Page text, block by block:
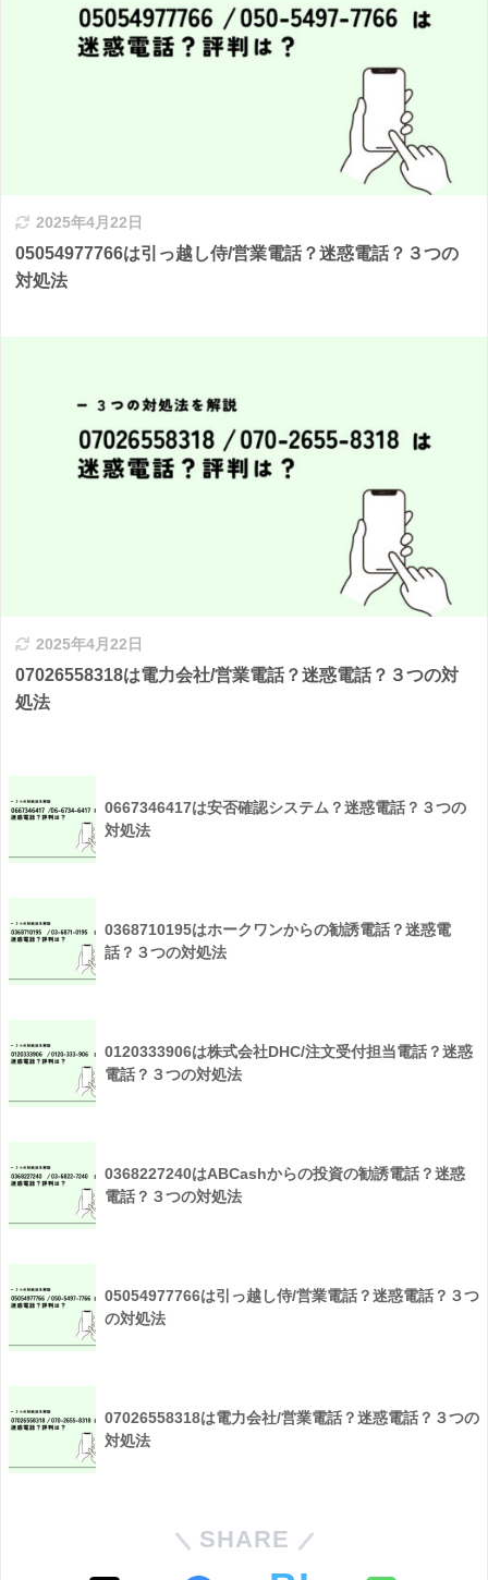
2025年4月22日
05054977766は引っ越し侍/営業電話？迷惑電話？３つの
対処法
2025年4月22日
07026558318は電力会社/営業電話？迷惑電話？３つの対
処法
0667346417は安否確認システム？迷惑電話？３つの
対処法
0368710195はホークワンからの勧誘電話？迷惑電
話？３つの対処法
0120333906は株式会社DHC/注文受付担当電話？迷惑
電話？３つの対処法
0368227240はABCashからの投資の勧誘電話？迷惑
電話？３つの対処法
05054977766は引っ越し侍/営業電話？迷惑電話？３つ
の対処法
07026558318は電力会社/営業電話？迷惑電話？３つの
対処法
SHARE